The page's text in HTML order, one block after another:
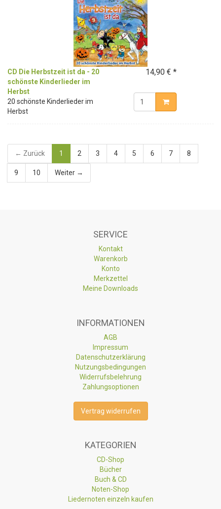
CD Die Herbstzeit ist da - 20
schönste Kinderlieder im
Herbst
20 schönste Kinderlieder im
Herbst
14,90 € *
← Zurück 1 2 3 4 5 6 7 8
9 10 Weiter →
SERVICE
Kontakt
Warenkorb
Konto
Merkzettel
Meine Downloads
INFORMATIONEN
AGB
Impressum
Datenschutzerklärung
Nutzungsbedingungen
Widerrufsbelehrung
Zahlungsoptionen
Vertrag widerrufen
KATEGORIEN
CD-Shop
Bücher
Buch & CD
Noten-Shop
Liedernoten einzeln kaufen